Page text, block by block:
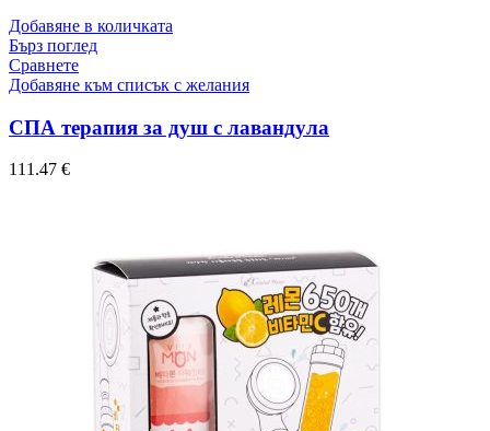
Добавяне в количката
Бърз поглед
Сравнете
Добавяне към списък с желания
СПА терапия за душ с лавандула
111.47 €